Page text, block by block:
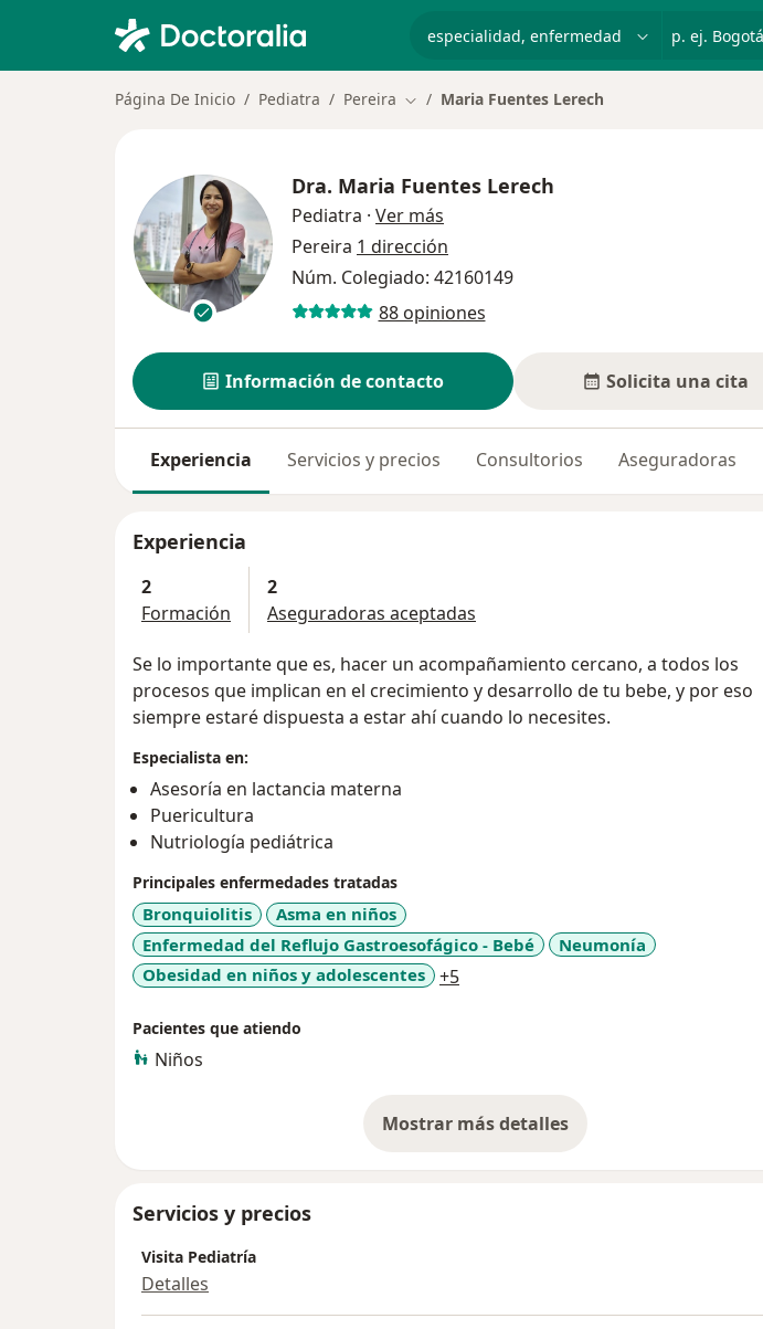
p. ej. Bogotá
Página De Inicio Pediatra Pereira Cambiar de ciudad
Maria Fuentes Lerech
Dra. Maria Fuentes Lerech
Pediatra · Ver más
Pereira 1 dirección
Núm. Colegiado: 42160149
88 opiniones
Información de contacto Solicita una cita
Experiencia Servicios y precios Consultorios Aseguradoras
Experiencia
2
Formación
2
Aseguradoras aceptadas
Se lo importante que es, hacer un acompañamiento cercano, a todos los
procesos que implican en el crecimiento y desarrollo de tu bebe, y por eso
siempre estaré dispuesta a estar ahí cuando lo necesites.
Especialista en:
Asesoría en lactancia materna
Puericultura
Nutriología pediátrica
Principales enfermedades tratadas
Bronquiolitis
Asma en niños
Enfermedad del Reflujo Gastroesofágico - Bebé
Neumonía
Obesidad en niños y adolescentes
+5a11y_sr_more_diseases
Pacientes que atiendo
Niños
Mostrar más detalles
sobre la experiencia
Servicios y precios
Visita Pediatría
Detalles